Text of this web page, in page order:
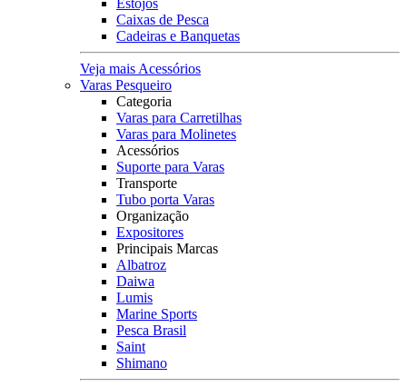
Estojos
Caixas de Pesca
Cadeiras e Banquetas
Veja mais Acessórios
Varas Pesqueiro
Categoria
Varas para Carretilhas
Varas para Molinetes
Acessórios
Suporte para Varas
Transporte
Tubo porta Varas
Organização
Expositores
Principais Marcas
Albatroz
Daiwa
Lumis
Marine Sports
Pesca Brasil
Saint
Shimano